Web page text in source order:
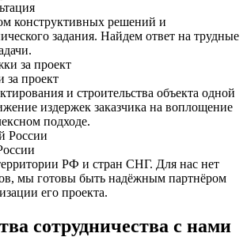
конструктивных решений и
задания. Найдем ответ на трудные
проект
и строительства объекта одной
издержек заказчика на воплощение
подходе.
РФ и стран СНГ. Для нас нет
мы готовы быть надёжным партнёром
его проекта.
сотрудничества с нами